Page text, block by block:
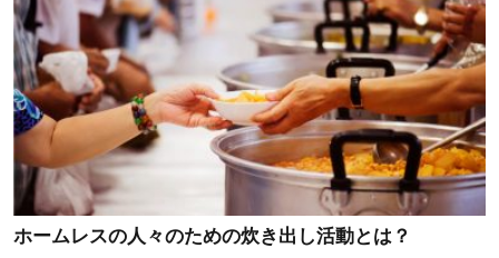
ホームレスの人々のための炊き出し活動とは？